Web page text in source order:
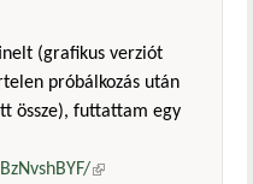
(grafikus verziót
próbálkozás után
össze), futtattam egy
(külső